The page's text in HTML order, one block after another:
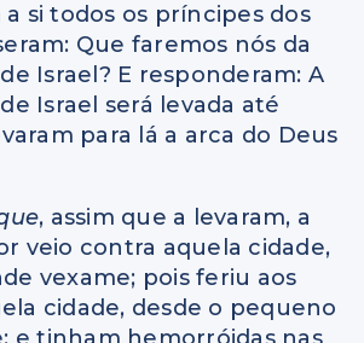
si todos os príncipes dos
Que faremos nós da
Israel? E responderam: A
Israel será levada até
para lá a arca do Deus
, assim que a levaram, a
veio contra aquela cidade,
vexame; pois feriu aos
cidade, desde o pequeno